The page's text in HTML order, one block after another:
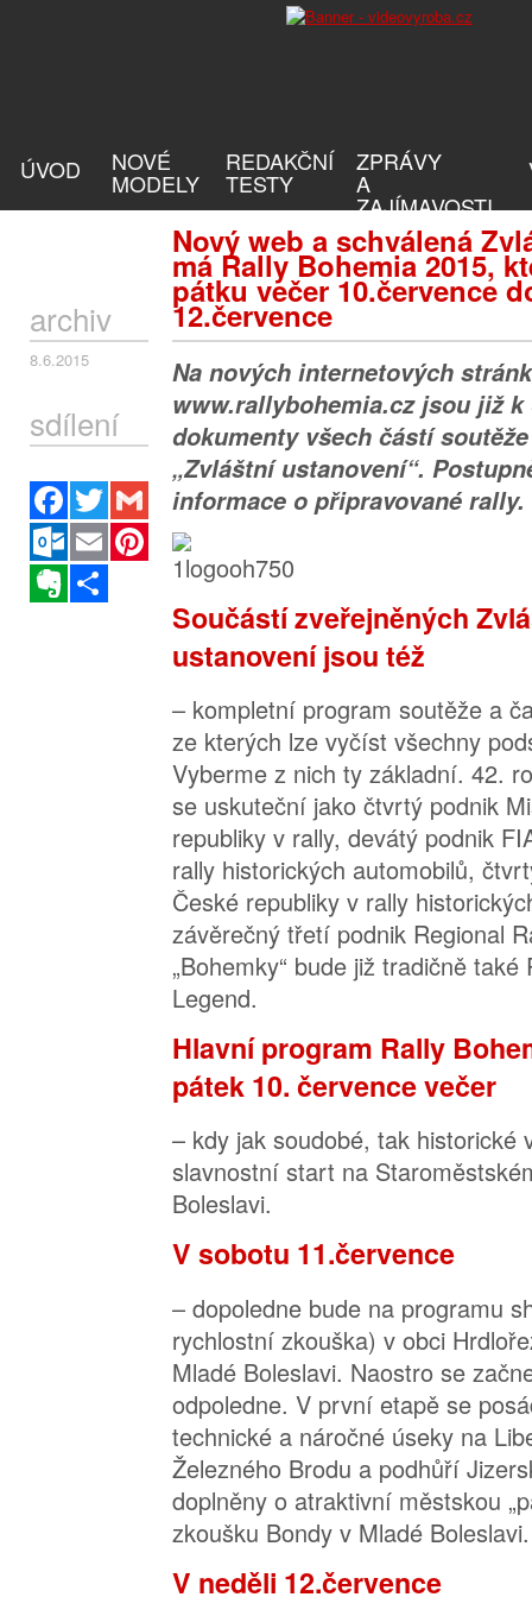
ÚVOD NOVÉ
MODELY
REDAKČNÍ
TESTY
ZPRÁVY
A
ZAJÍMAVOSTI
Nový web a schválená
má Rally Bohemia 2015,
pátku večer 10.července
12.července
archiv
8.6.2015
sdílení
Facebook
Twitter
Gmail
Outlook.com
Email
Pinterest
Evernote
Na nových internetových
www.rallybohemia.cz jsou již
dokumenty všech částí
„Zvláštní ustanovení“.
informace o připravované rally.
Součástí zveřejněných
ustanovení jsou též
– kompletní program soutěže a
ze kterých lze vyčíst všechny
Vyberme z nich ty základní. 42.
se uskuteční jako čtvrtý podnik
republiky v rally, devátý podnik
rally historických automobilů,
České republiky v rally
závěrečný třetí podnik Regional
„Bohemky“ bude již tradičně také
Legend.
Hlavní program Rally
pátek 10. července večer
– kdy jak soudobé, tak historické
slavnostní start na
Boleslavi.
V sobotu 11.července
– dopoledne bude na programu
rychlostní zkouška) v obci
Mladé Boleslavi. Naostro se
odpoledne. V první etapě se
technické a náročné úseky na
Železného Brodu a podhůří
doplněny o atraktivní městskou
zkoušku Bondy v Mladé Boleslavi.
V neděli 12.července